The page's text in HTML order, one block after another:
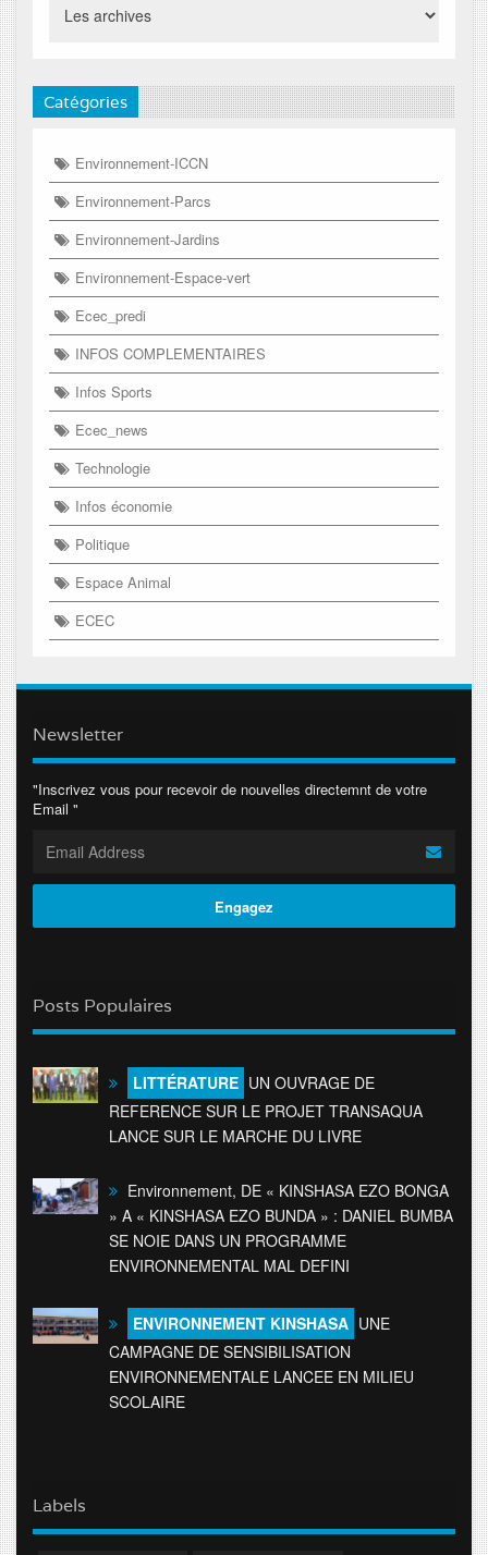
Catégories
Environnement-ICCN
Environnement-Parcs
Environnement-Jardins
Environnement-Espace-vert
Ecec_predi
INFOS COMPLEMENTAIRES
Infos Sports
Ecec_news
Technologie
Infos économie
Politique
Espace Animal
ECEC
Newsletter
"Inscrivez vous pour recevoir de nouvelles directemnt de votre
Email "
Posts Populaires
LITTÉRATURE UN OUVRAGE DE
REFERENCE SUR LE PROJET TRANSAQUA
LANCE SUR LE MARCHE DU LIVRE
Environnement, DE « KINSHASA EZO BONGA
» A « KINSHASA EZO BUNDA » : DANIEL BUMBA
SE NOIE DANS UN PROGRAMME
ENVIRONNEMENTAL MAL DEFINI
ENVIRONNEMENT KINSHASA UNE
CAMPAGNE DE SENSIBILISATION
ENVIRONNEMENTALE LANCEE EN MILIEU
SCOLAIRE
Labels